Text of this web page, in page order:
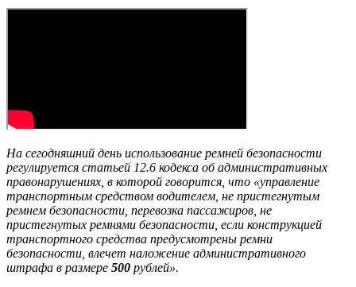
На сегодняшний день использование ремней безопасности
регулируется статьей 12.6 кодекса об административных
правонарушениях, в которой говорится, что «управление
транспортным средством водителем, не пристегнутым
ремнем безопасности, перевозка пассажиров, не
пристегнутых ремнями безопасности, если конструкцией
транспортного средства предусмотрены ремни
безопасности, влечет наложение административного
штрафа в размере 500 рублей».